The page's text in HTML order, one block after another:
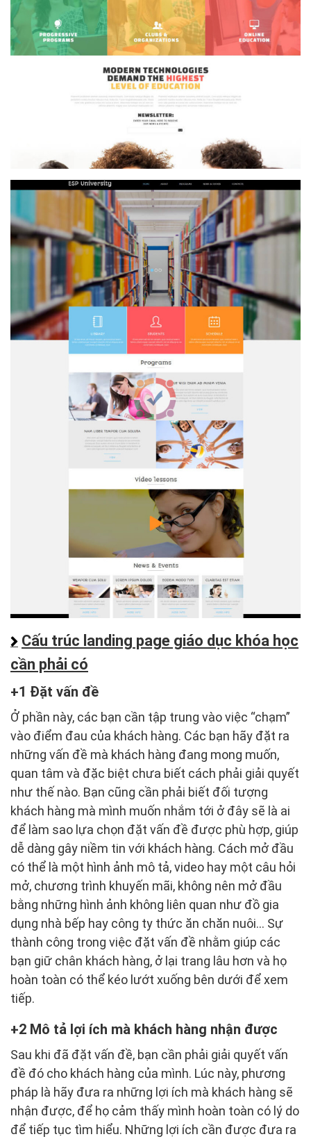
Cấu trúc landing page giáo dục khóa học
cần phải có
1 Đặt vấn đề
Ở phần này, các bạn cần tập trung vào việc “chạm”
vào điểm đau của khách hàng. Các bạn hãy đặt ra
những vấn đề mà khách hàng đang mong muốn,
quan tâm và đặc biệt chưa biết cách phải giải quyết
như thế nào. Bạn cũng cần phải biết đối tượng
khách hàng mà mình muốn nhắm tới ở đây sẽ là ai
để làm sao lựa chọn đặt vấn đề được phù hợp, giúp
dễ dàng gây niềm tin với khách hàng. Cách mở đầu
có thể là một hình ảnh mô tả, video hay một câu hỏi
mở, chương trình khuyến mãi, không nên mở đầu
bằng những hình ảnh không liên quan như đồ gia
dụng nhà bếp hay công ty thức ăn chăn nuôi… Sự
thành công trong việc đặt vấn đề nhằm giúp các
bạn giữ chân khách hàng, ở lại trang lâu hơn và họ
hoàn toàn có thể kéo lướt xuống bên dưới để xem
tiếp.
2 Mô tả lợi ích mà khách hàng nhận được
Sau khi đã đặt vấn đề, bạn cần phải giải quyết vấn
đề đó cho khách hàng của mình. Lúc này, phương
pháp là hãy đưa ra những lợi ích mà khách hàng sẽ
nhận được, để họ cảm thấy mình hoàn toàn có lý do
để tiếp tục tìm hiểu. Những lợi ích cần được đưa ra